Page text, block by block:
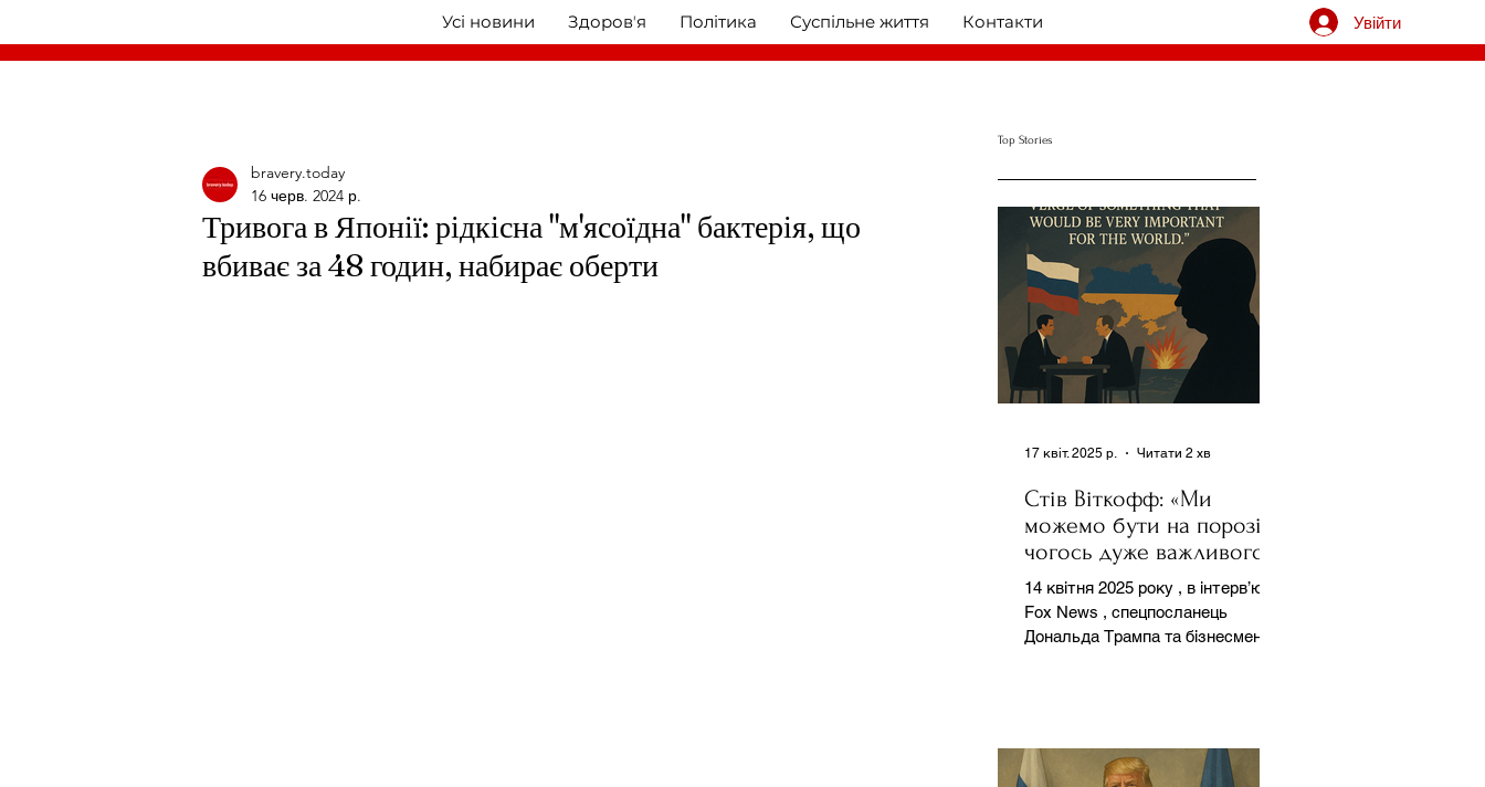
Усі новини Здоровʼя Політика Суспільне життя Контакти Увійти
Тривога в Японії: рідкісна "м'ясоїдна" бактерія, що
вбиває за 48 годин, набирає оберти
bravery.today
16 черв. 2024 р.
Top Stories
Стів Віткофф: «Ми
можемо бути на порозі
чогось дуже важливого
для світу» — але що це
означає?
14 квітня 2025 року , в інтерв’ю на
Fox News , спецпосланець
Дональда Трампа та бізнесмен
17 квіт. 2025 р. Читати 2 хв